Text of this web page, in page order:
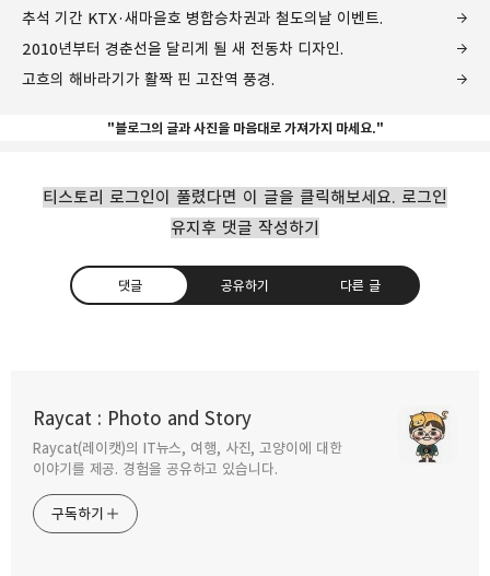
추석 기간 KTX·새마을호 병합승차권과 철도의날 이벤트.
2010년부터 경춘선을 달리게 될 새 전동차 디자인.
고흐의 해바라기가 활짝 핀 고잔역 풍경.
"블로그의 글과 사진을 마음대로 가져가지 마세요."
티스토리 로그인이 풀렸다면 이 글을 클릭해보세요. 로그인
유지후 댓글 작성하기
댓글 공유하기 다른 글
Raycat : Photo and Story
Raycat(레이캣)의 IT뉴스, 여행, 사진, 고양이에 대한
이야기를 제공. 경험을 공유하고 있습니다.
구독하기
구독하기 카카오톡
2009.10.07
추석 기간 KTX·새마을호 병합승차권과
철도의날 이벤트.